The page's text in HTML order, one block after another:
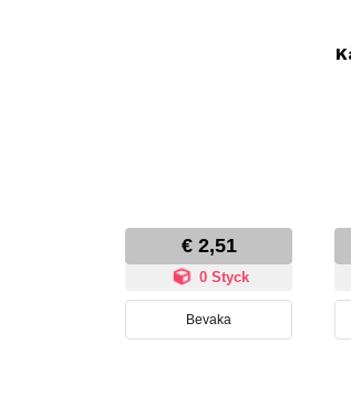
€ 2,51
0 Styck
Bevaka